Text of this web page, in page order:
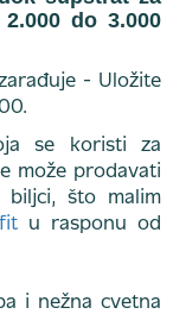
do 3.000
se koristi za
može prodavati
što malim
u rasponu od
i nežna cvetna